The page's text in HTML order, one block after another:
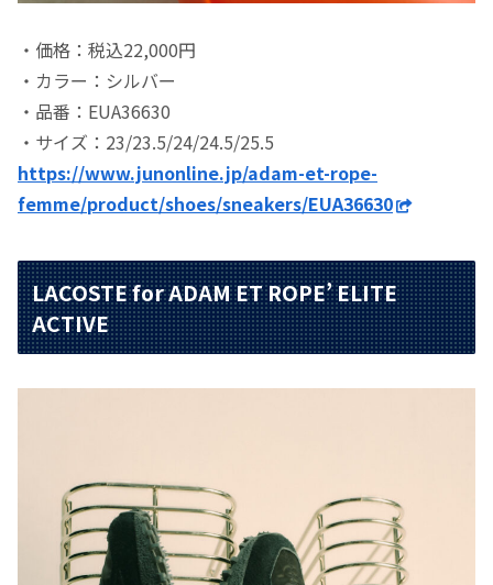
・価格：税込22,000円
・カラー：シルバー
・品番：EUA36630
・サイズ：23/23.5/24/24.5/25.5
https://www.junonline.jp/adam-et-rope-
femme/product/shoes/sneakers/EUA36630
LACOSTE for ADAM ET ROPE’ ELITE
ACTIVE